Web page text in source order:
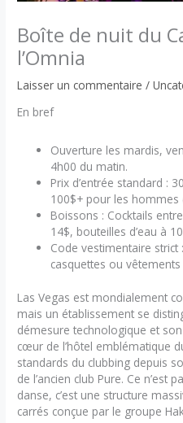
Boîte de nuit du
l’Omnia
Laisser un commentaire /
En bref
Ouverture les mardis,
4h00 du matin.
Prix d’entrée standard :
100$+ pour les hommes
Boissons : Cocktails
14$, bouteilles d’eau à
Code vestimentaire
casquettes ou
Las Vegas est mondialement
mais un établissement se
démesure technologique et
cœur de l’hôtel emblématique
standards du clubbing depuis
de l’ancien club Pure. Ce n’est
danse, c’est une structure
carrés conçue par le groupe